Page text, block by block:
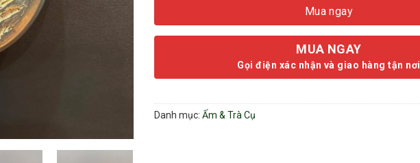
Mua ngay
MUA NGAY
Gọi điện xác nhận và giao hàng tận nơi
Danh mục: Ấm & Trà Cụ